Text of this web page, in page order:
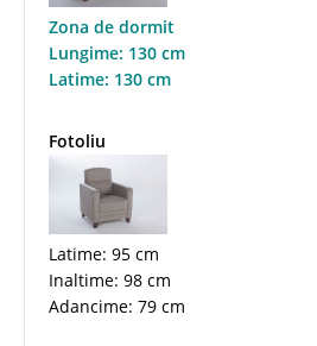
Zona de dormit
Lungime: 130 cm
Latime: 130 cm
Fotoliu
Latime: 95 cm
Inaltime: 98 cm
Adancime: 79 cm